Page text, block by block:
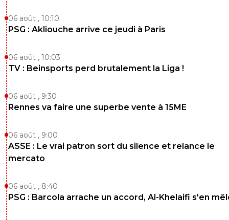
06 août , 10:10
PSG : Akliouche arrive ce jeudi à Paris
06 août , 10:03
TV : Beinsports perd brutalement la Liga !
06 août , 9:30
Rennes va faire une superbe vente à 15ME
06 août , 9:00
ASSE : Le vrai patron sort du silence et relance le
mercato
06 août , 8:40
PSG : Barcola arrache un accord, Al-Khelaifi s'en